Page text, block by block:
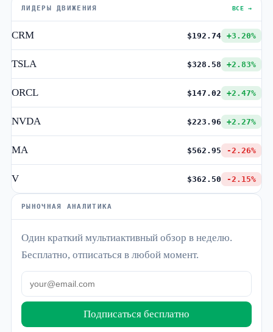
ЛИДЕРЫ ДВИЖЕНИЯ ВСЕ →
CRM $192.74 +3.20%
TSLA $328.58 +2.83%
ORCL $147.02 +2.47%
NVDA $223.96 +2.27%
MA $562.95 -2.26%
V $362.50 -2.15%
РЫНОЧНАЯ АНАЛИТИКА
Один краткий мультиактивный обзор в неделю.
Бесплатно, отписаться в любой момент.
Подписаться бесплатно